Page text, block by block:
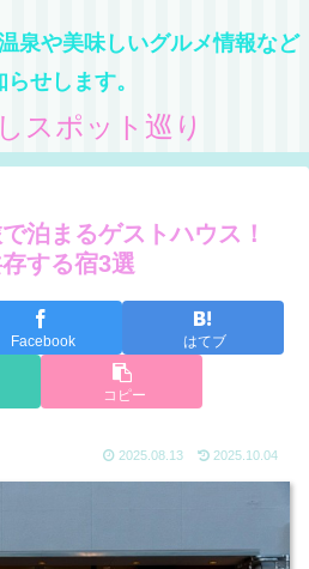
泉や美味しいグルメ情報など
らせします。
スポット巡り
泊まるゲストハウス！
する宿3選
Facebook はてブ
コピー
2025.08.13 2025.10.04